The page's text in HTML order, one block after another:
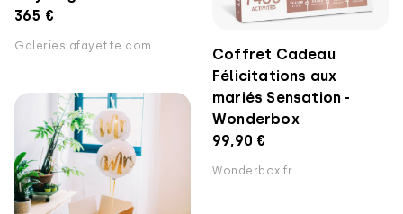
365 €
Galerieslafayette.com
Coffret Cadeau
Félicitations aux
mariés Sensation -
Wonderbox
99,90 €
Wonderbox.fr